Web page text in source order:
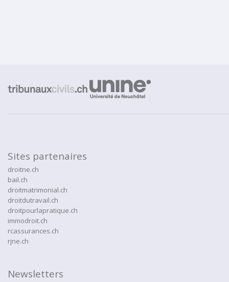
Sites partenaires
droitne.ch
bail.ch
droitmatrimonial.ch
droitdutravail.ch
droitpourlapratique.ch
immodroit.ch
rcassurances.ch
rjne.ch
Newsletters